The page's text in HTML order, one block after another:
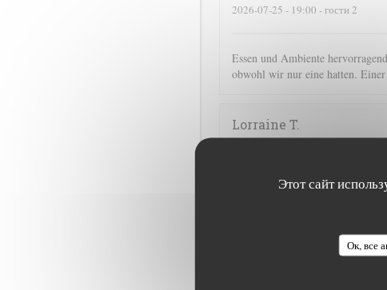
Этот сайт
Ок, все
2026-07-25 - 19:00 - гости 2
Essen und Ambiente
obwohl wir nur eine hatten.
Lorraine T
Corinne M